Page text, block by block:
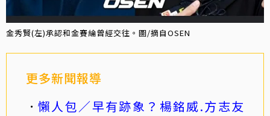
金秀賢(左)承認和金賽綸曾經交往。圖/摘自OSEN
更多新聞報導
懶人包／早有跡象？楊銘威.方志友